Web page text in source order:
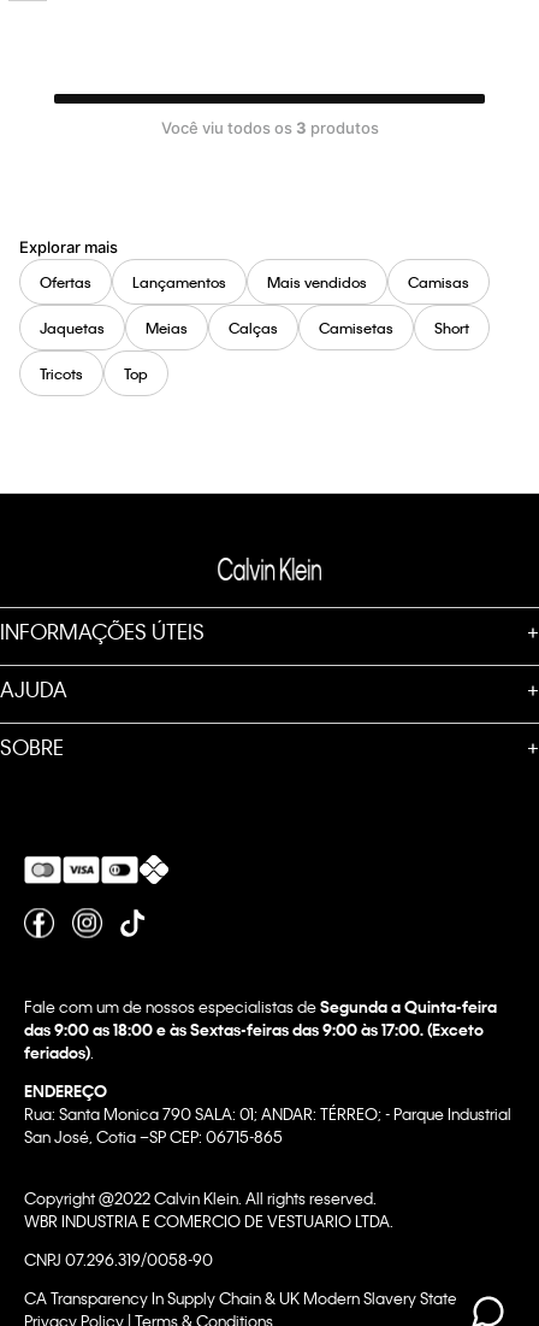
Você viu todos os 3 produtos
Explorar mais
Ofertas
Lançamentos Mais vendidos Camisas
Jaquetas Meias Calças Camisetas Short
Tricots Top
INFORMAÇÕES ÚTEIS +
AJUDA +
SOBRE +
Fale com um de nossos especialistas deSegunda a Quinta-feira
das 9:00 as 18:00 e às Sextas-feiras das 9:00 às 17:00. (Exceto
feriados)
ENDEREÇO
Rua: Santa Monica 790 SALA: 01; ANDAR: TÉRREO; - Parque Industrial
San José, Cotia –SP CEP: 06715-865
Copyright @2022 Calvin Klein. All rights reserved.
WBR INDUSTRIA E COMERCIO DE VESTUARIO LTDA.
CNPJ 07.296.319/0058-90
CA Transparency In Supply Chain & UK Modern Slavery Statement |
Privacy Policy | Terms & Conditions